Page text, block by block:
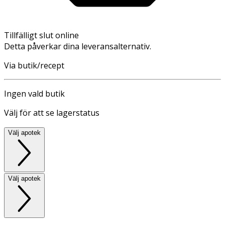
Tillfälligt slut online
Detta påverkar dina leveransalternativ.
Via butik/recept
Ingen vald butik
Välj för att se lagerstatus
Välj apotek
Välj apotek